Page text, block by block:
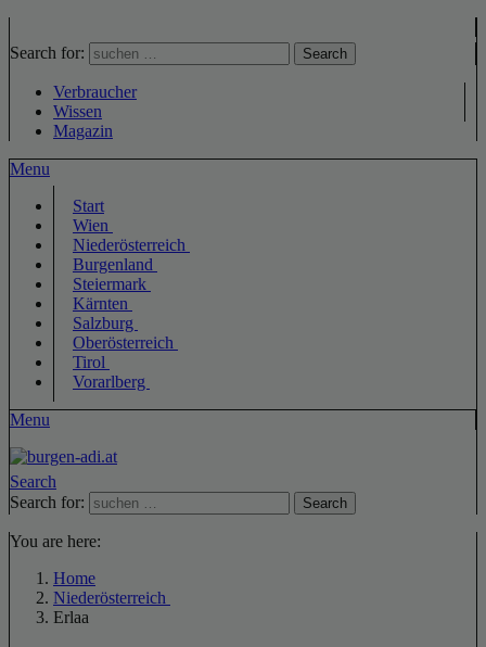
Search for: Search
Verbraucher
Wissen
Magazin
Menu
Start
Wien
Niederösterreich
Burgenland
Steiermark
Kärnten
Salzburg
Oberösterreich
Tirol
Vorarlberg
Menu
Search
Search for:
Search
You are here:
Home
Niederösterreich
Erlaa